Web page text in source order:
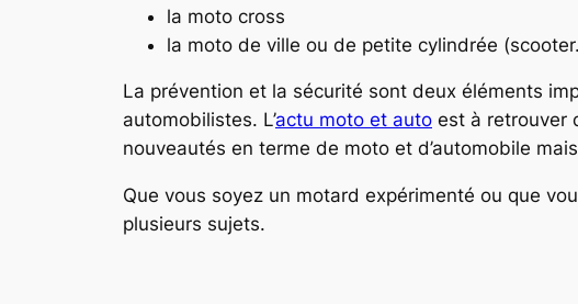
la moto cross
la moto de ville ou de petite cylindrée
La prévention et la sécurité sont deux éléments
automobilistes. L’actu moto et auto est à retrouver
nouveautés en terme de moto et d’automobile
Que vous soyez un motard expérimenté ou que
plusieurs sujets.